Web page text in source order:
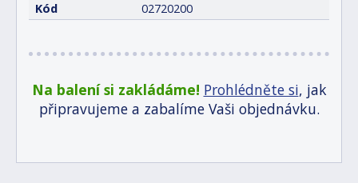
Kód 02720200
Na balení si zakládáme! Prohlédněte si, jak
připravujeme a zabalíme Vaši objednávku.